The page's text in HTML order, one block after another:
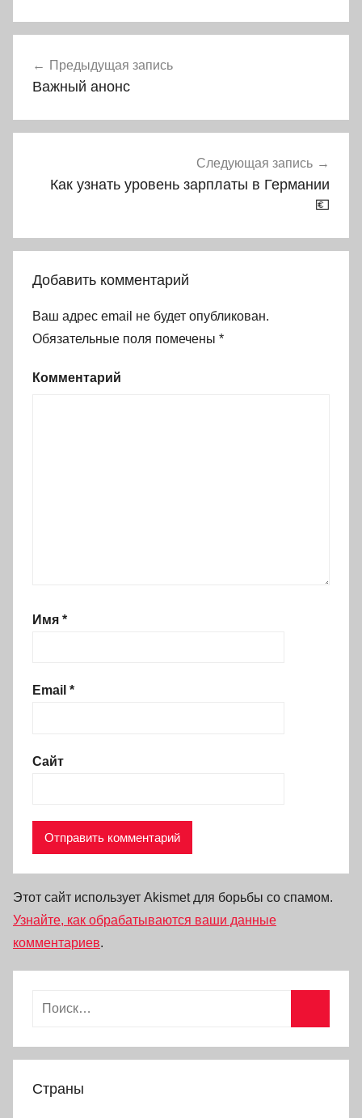
по
Предыдущая запись
Важный анонс
Следующая запись
Как узнать уровень зарплаты в Германии
💶
Добавить комментарий
Ваш адрес email не будет опубликован.
Обязательные поля помечены *
Комментарий
Имя *
Email *
Сайт
Этот сайт использует Akismet для борьбы со спамом.
Узнайте, как обрабатываются ваши данные
комментариев.
Страны